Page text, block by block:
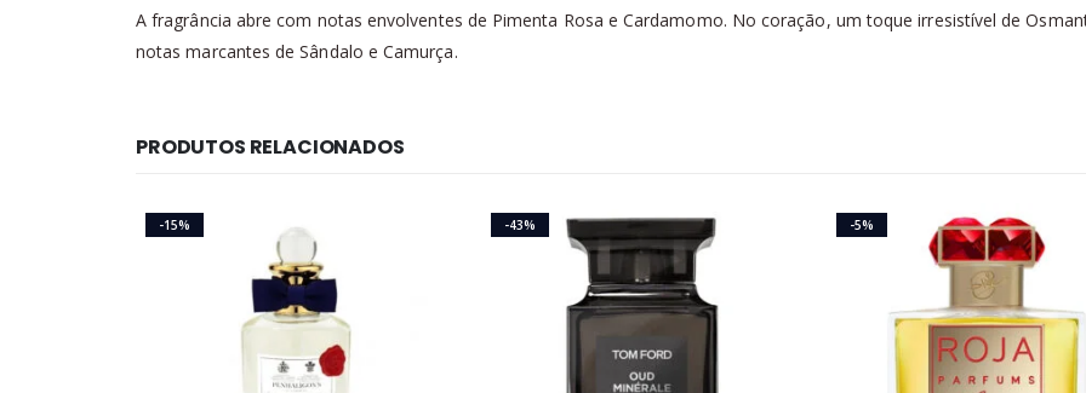
A fragrância abre com notas envolventes de Pimenta Rosa e Cardamomo. No coração, um toque irresistível de
notas marcantes de Sândalo e Camurça.
PRODUTOS RELACIONADOS
-15% -43% -5%